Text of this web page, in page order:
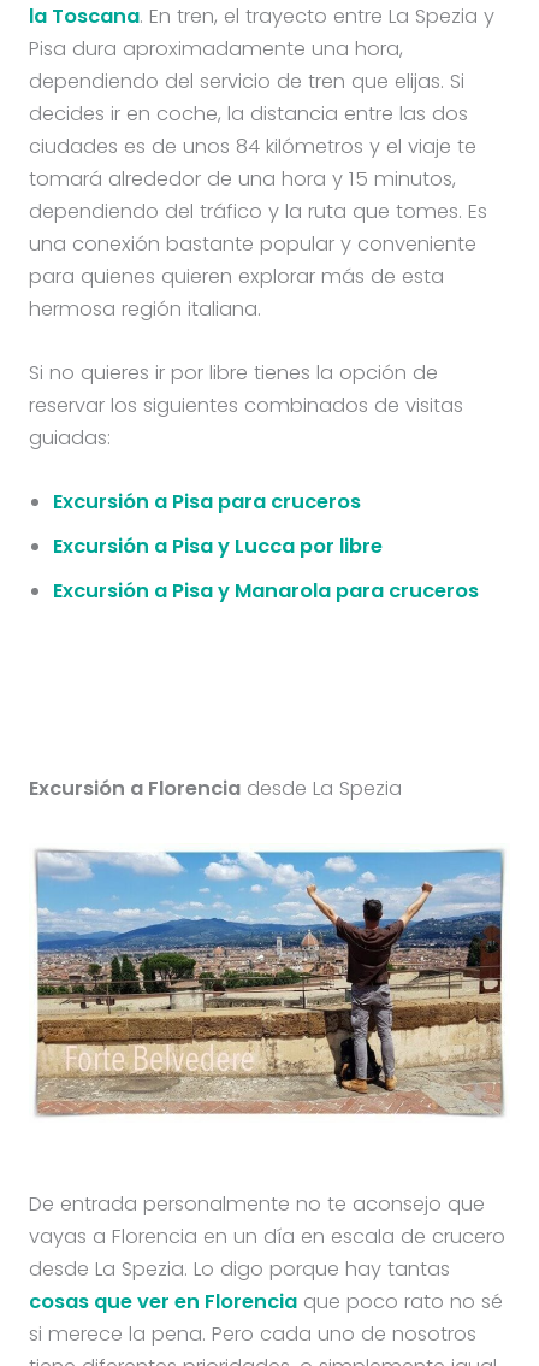
la Toscana. En tren, el trayecto entre La Spezia y
Pisa dura aproximadamente una hora,
dependiendo del servicio de tren que elijas. Si
decides ir en coche, la distancia entre las dos
ciudades es de unos 84 kilómetros y el viaje te
tomará alrededor de una hora y 15 minutos,
dependiendo del tráfico y la ruta que tomes. Es
una conexión bastante popular y conveniente
para quienes quieren explorar más de esta
hermosa región italiana.
Si no quieres ir por libre tienes la opción de
reservar los siguientes combinados de visitas
guiadas:
Excursión a Pisa para cruceros
Excursión a Pisa y Lucca por libre
Excursión a Pisa y Manarola para cruceros
Excursión a Florenciadesde La Spezia
De entrada personalmente no te aconsejo que
vayas a Florencia en un día en escala de crucero
desde La Spezia. Lo digo porque hay tantas
cosas que ver en Florenciaque poco rato no sé
si merece la pena. Pero cada uno de nosotros